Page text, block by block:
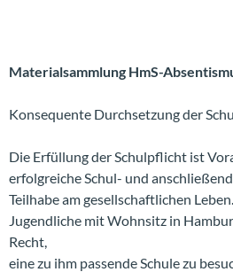
Materialsammlung HmS-
Konsequente Durchsetzung der
Die Erfüllung der Schulpflicht ist
erfolgreiche Schul- und
Teilhabe am gesellschaftlichen
Jugendliche mit Wohnsitz in
Recht,
eine zu ihm passende Schule zu